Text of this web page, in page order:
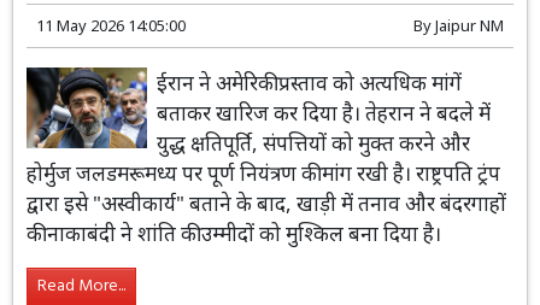
11 May 2026 14:05:00 ByJaipur NM
ईरान ने अमेरिकी प्रस्ताव को अत्यधिक मांगें
बताकर खारिज कर दिया है। तेहरान ने बदले में
युद्ध क्षतिपूर्ति, संपत्तियों को मुक्त करने और
होर्मुज जलडमरूमध्य पर पूर्ण नियंत्रण की मांग रखी है। राष्ट्रपति ट्रंप
द्वारा इसे "अस्वीकार्य" बताने के बाद, खाड़ी में तनाव और बंदरगाहों
की नाकाबंदी ने शांति की उम्मीदों को मुश्किल बना दिया है।
Read More...